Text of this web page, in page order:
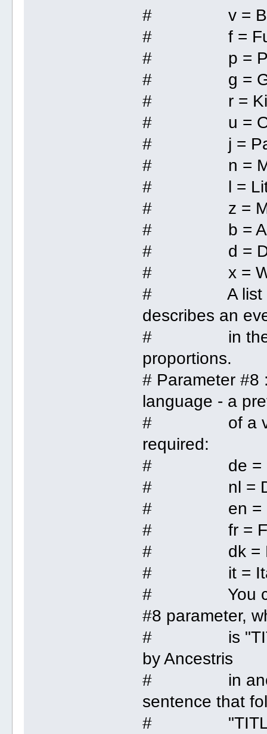
# v =
# f =
# p =
# g =
# r =
# u = Other
# j =
# n =
# l =
# z =
# b =
# d =
# x =
# A list of
describes an
# in the
proportions.
# Parameter #8
language - a
# of a valid
required:
# de =
# nl =
# en =
# fr =
# dk =
# it =
# You can
#8 parameter,
# is
by Ancestris
# in another
sentence that
# "TITLE:"